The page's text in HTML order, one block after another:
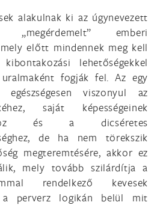
alakulnak ki az úgynevezett
„megérdemelt” emberi
előtt mindennek meg kell
lehetőségekkel
fogják fel. Az egy
viszonyul az
saját képességeinek
és a dicséretes
de ha nem törekszik
megteremtésére, akkor ez
mely tovább szilárdítja a
rendelkező kevesek
a perverz logikán belül mit